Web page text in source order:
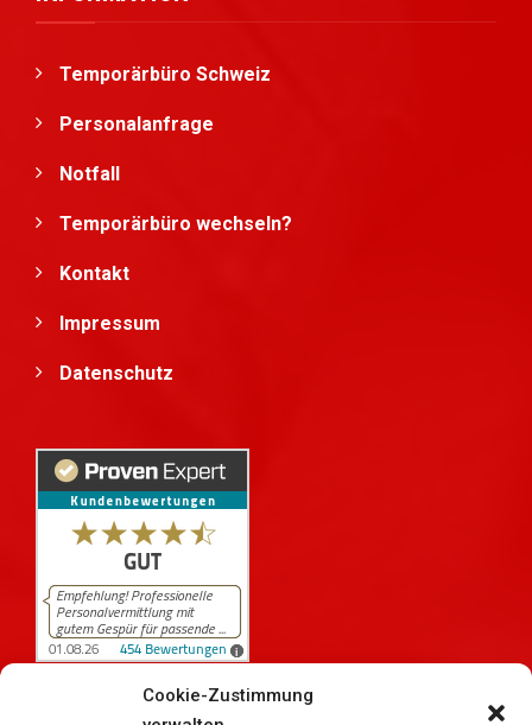
Cookie-Zustimmung
Temporärbüro Schweiz
Personalanfrage
Notfall
Temporärbüro wechseln?
Kontakt
Impressum
Datenschutz